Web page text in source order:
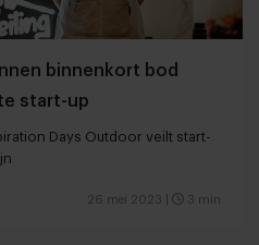
binnenkort bod
start-up
Days Outdoor veilt start-
26 mei 2023 3 min